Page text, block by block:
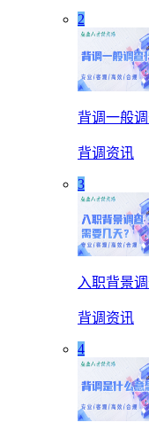
2
背调一般调
背调资讯
3
入职背景
背调资讯
4